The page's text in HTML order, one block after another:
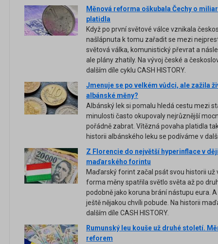
Měnová reforma oškubala Čechy o
platidla
Když po první světové válce vznikala
našlápnuta k tomu zařadit se mezi
světová válka, komunistický převrat a
ale plány zhatily. Na vývoj české a
dalším díle cyklu CASH HISTORY.
Jmenuje se po velkém vůdci, ale zažila
albánské měny?
Albánský lek si pomalu hledá cestu mezi
minulosti často okupovaly nejrůznější
pořádně zabrat. Vítězná povaha platidla
historii albánského leku se podíváme v
Z Florencie do největší hyperinflace v
maďarského forintu
Maďarský forint začal psát svou historii už
forma měny spatřila světlo světa až po
podobně jako koruna brání nástupu eura.
ještě nějakou chvíli pobude. Na historii
dalším díle CASH HISTORY.
Rumunský leu kouše už druhé století.
reforem